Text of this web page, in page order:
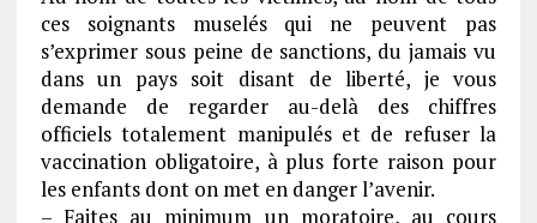
ces soignants muselés qui ne peuvent pas
s’exprimer sous peine de sanctions, du jamais vu
dans un pays soit disant de liberté, je vous
demande de regarder au-delà des chiffres
officiels totalement manipulés et de refuser la
vaccination obligatoire, à plus forte raison pour
les enfants dont on met en danger l’avenir.
– Faites au minimum un moratoire, au cours